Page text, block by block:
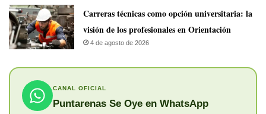
Carreras técnicas como opción universitaria: la
visión de los profesionales en Orientación
4 de agosto de 2026
CANAL OFICIAL
Puntarenas Se Oye en WhatsApp